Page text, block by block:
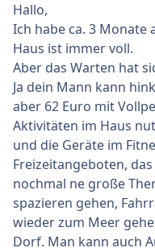
Hallo,
Ich habe ca. 3 Monate
Haus ist immer voll.
Aber das Warten hat
Ja dein Mann kann
aber 62 Euro mit
Aktivitäten im Haus
und die Geräte im
Freizeitangeboten,
nochmal ne große
spazieren gehen,
wieder zum Meer
Dorf. Man kann auch